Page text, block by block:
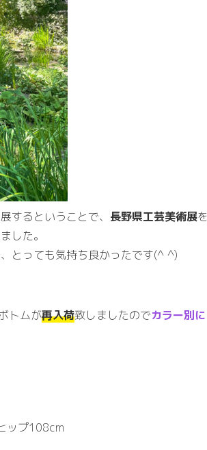
するということで、 長野県工芸美術展
した。
とっても気持ち良かったです(^ ^)
トムが再入荷致しましたのでカラー別
ップ108cm